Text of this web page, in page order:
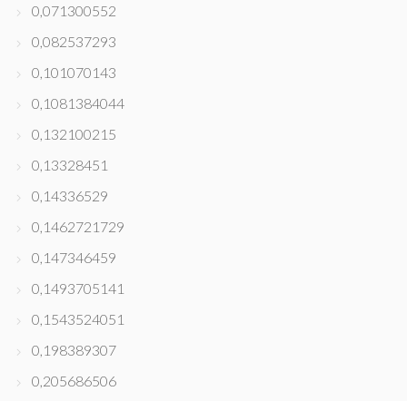
0,071300552
0,082537293
0,101070143
0,1081384044
0,132100215
0,13328451
0,14336529
0,1462721729
0,147346459
0,1493705141
0,1543524051
0,198389307
0,205686506